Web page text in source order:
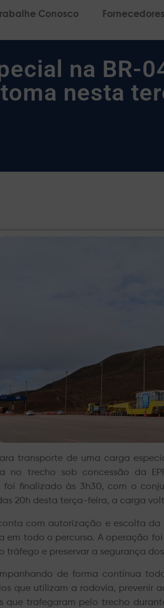
Conosco Fornecedores
na BR-
nesta
transporte de uma carga
no trecho sob concessão da
foi finalizado às 3h30, com o
20h desta terça-feira, a carga
com autorização e escolta da
em todo o percurso. A operação
tráfego e preservar a segurança
de forma contínua
que utilizam a rodovia, prevenir
que trafegaram pelo trecho